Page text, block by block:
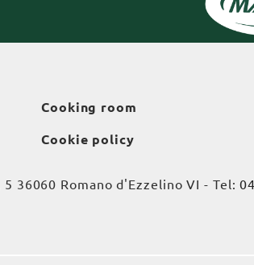
Cooking room
Cookie policy
5 36060 Romano d'Ezzelino VI - Tel: